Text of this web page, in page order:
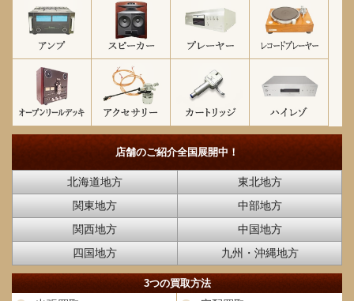
店舗のご紹介全国展開中！
北海道地方
東北地方
関東地方
中部地方
関西地方
中国地方
四国地方
九州・沖縄地方
3つの買取方法